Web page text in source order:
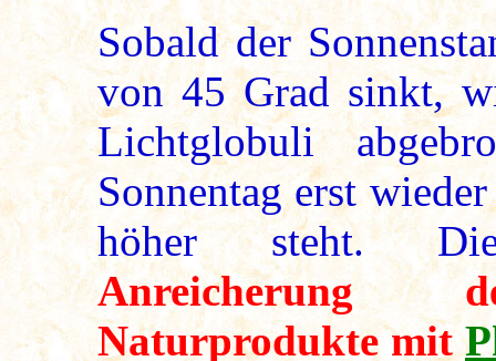
Sobald der
von 45 Grad sinkt,
Lichtglobuli
Sonnentag erst
höher steht.
Anreicherung
Naturprodukte mit